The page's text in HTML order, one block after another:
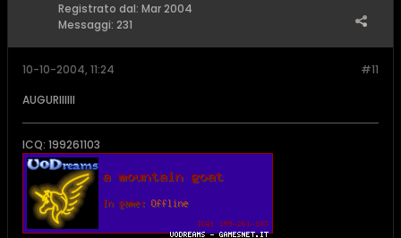
Registrato dal: Mar 2004
Messaggi: 231
#11
10-10-2004, 11:24
AUGURIIIIII
ICQ: 199261103